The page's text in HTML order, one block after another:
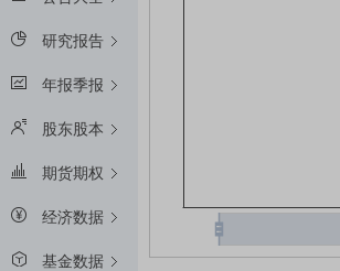
研究报告
年报季报
股东股本
期货期权
经济数据
基金数据